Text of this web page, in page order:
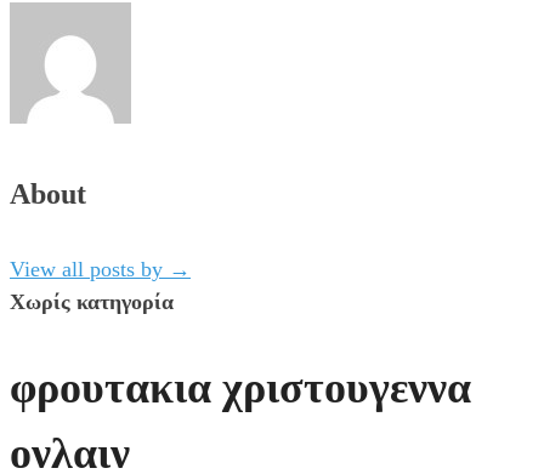
About
View all posts by →
Χωρίς κατηγορία
φρουτακια χριστουγεννα
ονλαιν